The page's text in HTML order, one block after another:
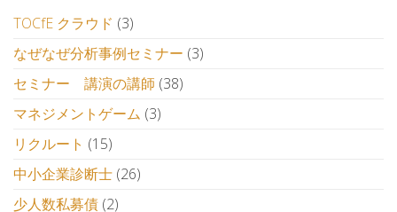
TOCfE クラウド (3)
なぜなぜ分析事例セミナー (3)
セミナー 講演の講師 (38)
マネジメントゲーム (3)
リクルート (15)
中小企業診断士 (26)
少人数私募債 (2)